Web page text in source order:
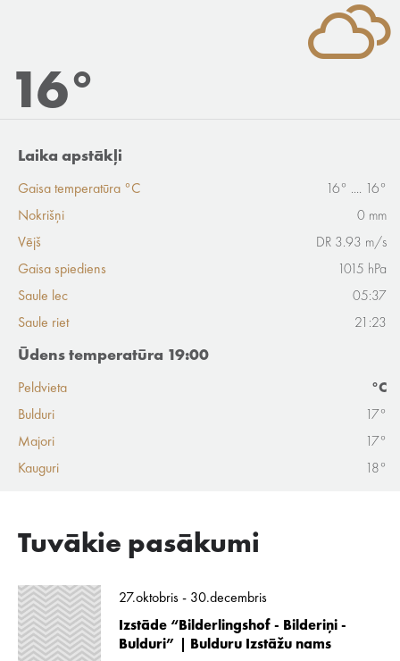
16°
Laika apstākļi
Gaisa temperatūra °C
16° .... 16°
Nokrišņi
0 mm
Vējš
DR 3.93 m/s
Gaisa spiediens
1015 hPa
Saule lec
05:37
Saule riet
21:23
Ūdens temperatūra 19:00
Peldvieta
°C
Bulduri
17°
Majori
17°
Kauguri
18°
Tuvākie pasākumi
27.oktobris - 30.decembris
Izstāde “Bilderlingshof - Bilderiņi -
Bulduri” | Bulduru Izstāžu nams